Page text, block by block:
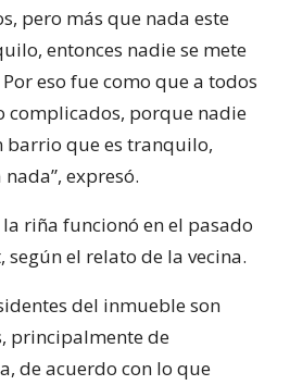
pero más que nada este
entonces nadie se mete
eso fue como que a todos
complicados, porque nadie
barrio que es tranquilo,
expresó.
riña funcionó en el pasado
el relato de la vecina.
del inmueble son
principalmente de
de acuerdo con lo que